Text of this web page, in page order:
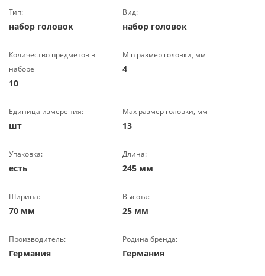
Тип:
набор головок
Вид:
набор головок
Количество предметов в
наборе
10
Min размер головки, мм
4
Единица измерения:
шт
Max размер головки, мм
13
Упаковка:
есть
Длина:
245 мм
Ширина:
70 мм
Высота:
25 мм
Производитель:
Германия
Родина бренда:
Германия